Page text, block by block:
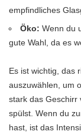
empfindliches
Öko: Wenn du
gute Wahl, da es
Es ist wichtig, das
auszuwählen, um
stark das Geschirr
spülst. Wenn du
hast, ist das